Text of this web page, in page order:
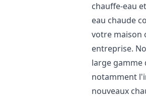
chauffe-eau
eau chaude
votre maison
entreprise.
large gamme
notamment
nouveaux